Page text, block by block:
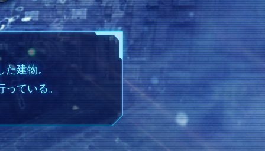
建物。
ている。